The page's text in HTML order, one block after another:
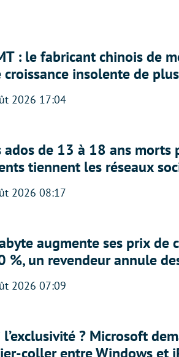
: le fabricant chinois de
croissance insolente de
2026 17:04
ados de 13 à 18 ans morts
tiennent les réseaux
2026 08:17
augmente ses prix de
%, un revendeur annule
2026 07:09
l’exclusivité ? Microsoft
coller entre Windows et